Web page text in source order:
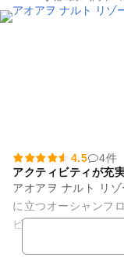
ストラン・カ
4.5
4件
アクティビティが充
アオアヲ ナルト リ
に立つオーシャンフロント・
ビティの種類が豊富